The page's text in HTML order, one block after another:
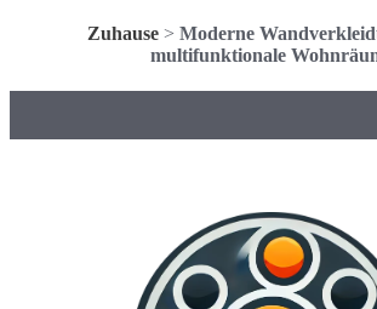
Zuhause> Moderne
multifunktionale